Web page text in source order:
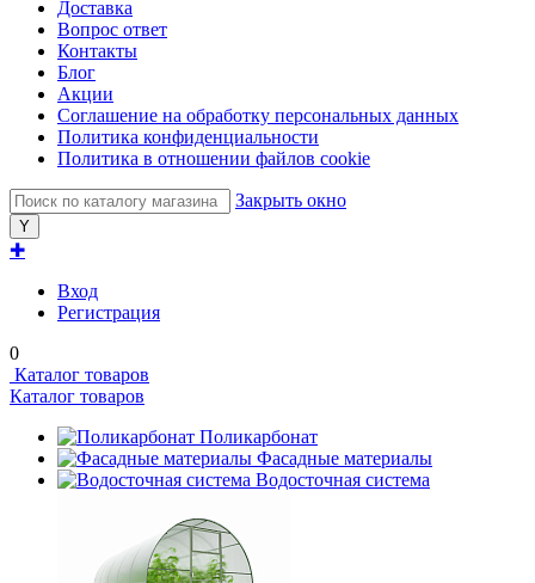
Доставка
Вопрос ответ
Контакты
Блог
Акции
Соглашение на обработку персональных данных
Политика конфиденциальности
Политика в отношении файлов cookie
Закрыть окно
✚
Вход
Регистрация
0
Каталог товаров
Каталог товаров
Поликарбонат
Фасадные материалы
Водосточная система